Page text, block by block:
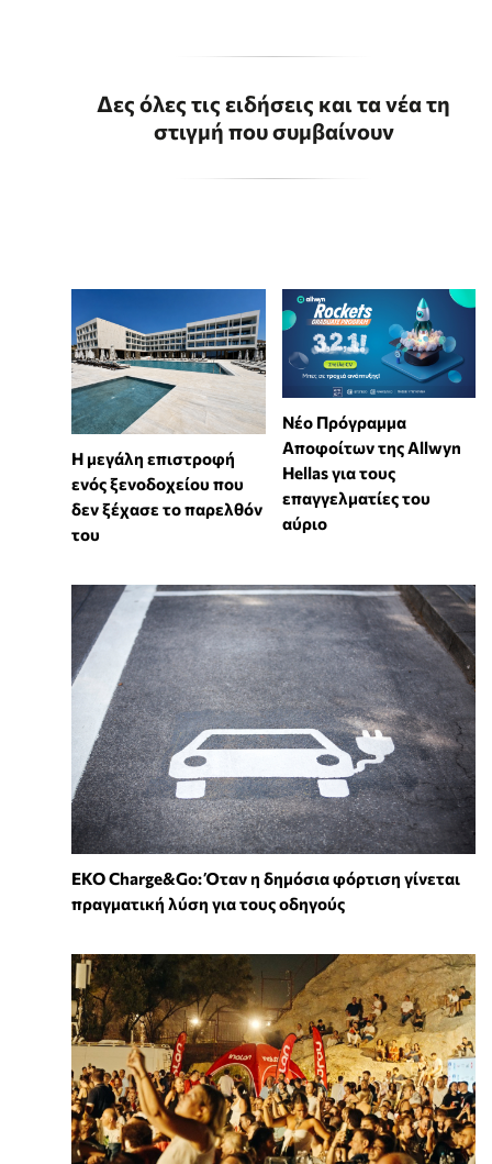
Δες όλες τις ειδήσεις και τα νέα τη
στιγμή που συμβαίνουν
Η μεγάλη επιστροφή
ενός ξενοδοχείου που
δεν ξέχασε το παρελθόν
του
Νέο Πρόγραμμα
Αποφοίτων της Allwyn
Hellas για τους
επαγγελματίες του
αύριο
EKO Charge&Go: Όταν η δημόσια φόρτιση γίνεται
πραγματική λύση για τους οδηγούς